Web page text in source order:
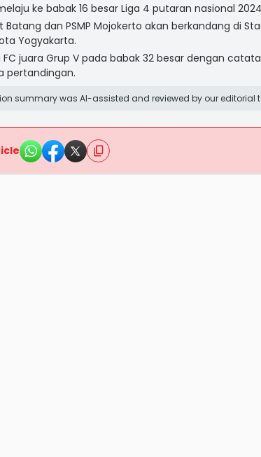
ke babak 16 besar Liga 4 putaran nasional
Batang dan PSMP Mojokerto akan berkandang di
Yogyakarta.
FC juara Grup V pada babak 32 besar dengan
pertandingan.
summary was AI-assisted and reviewed by our editorial